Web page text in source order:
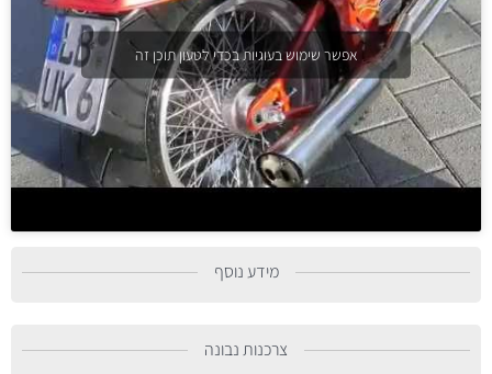
אפשר שימוש בעוגיות בכדי לטעון תוכן זה
מידע נוסף
צרכנות נבונה